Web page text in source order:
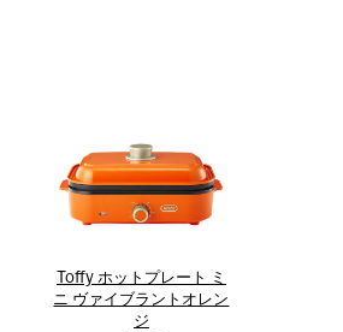
Toffy ホットプレート ミ
ニ ヴァイブラントオレン
ジ